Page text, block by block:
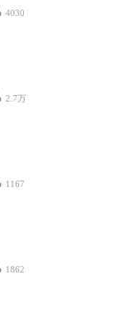
4030
2.7万
1167
1862